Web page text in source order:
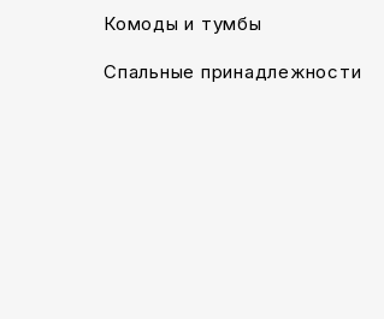
Комоды и тумбы
Спальные принадлежности